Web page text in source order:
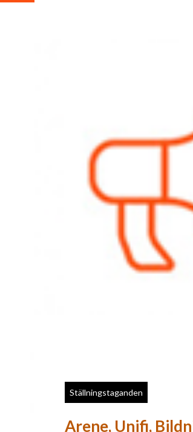
Ställningstaganden
Arene, Unifi,